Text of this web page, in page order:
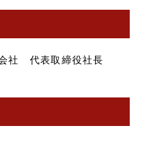
社 代表取締役社長